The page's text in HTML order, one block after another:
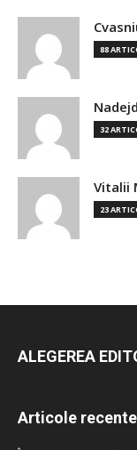
88
32
Vitalii
23
ALEGEREA
Articole recente